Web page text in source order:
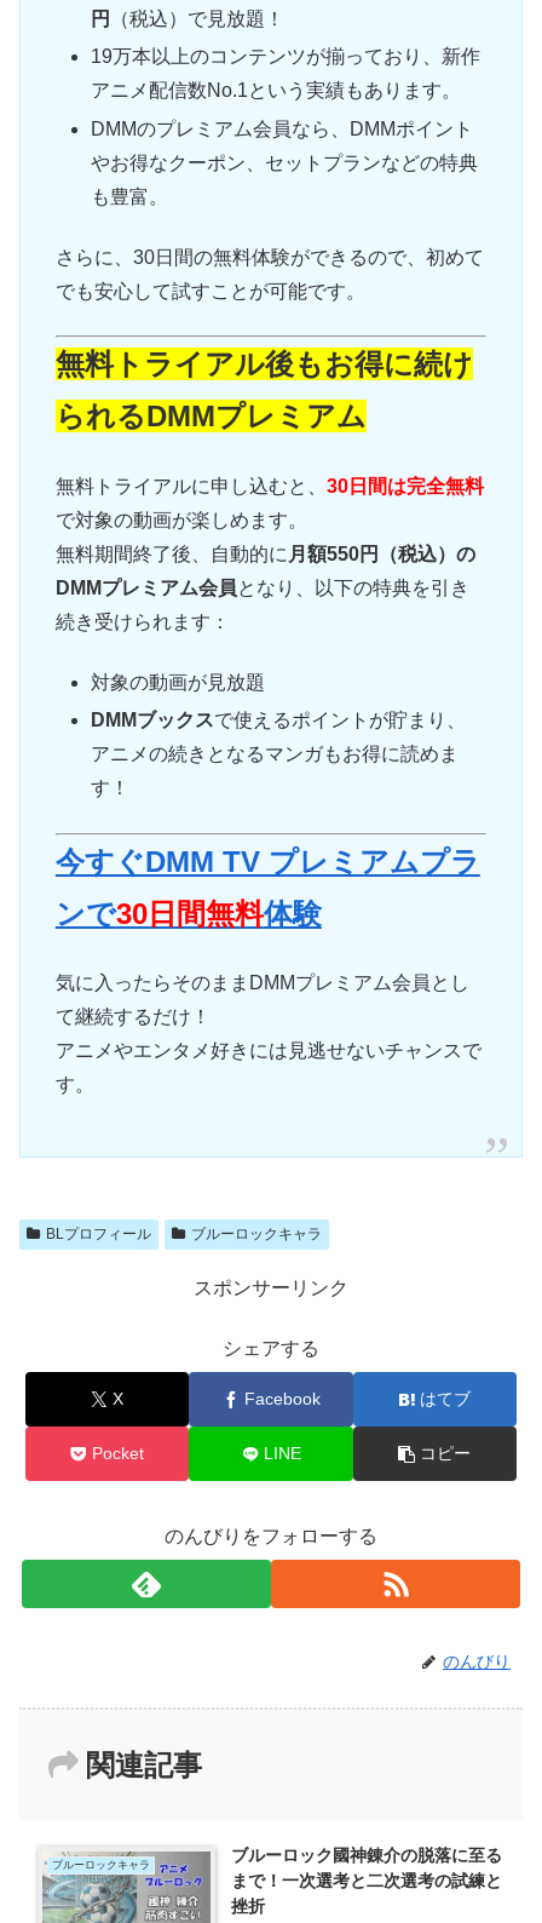
円
（税込）で見放題！
19万本以上のコンテンツが揃っており、新作
アニメ配信数No.1という実績もあります。
DMMのプレミアム会員なら、DMMポイント
やお得なクーポン、セットプランなどの特典
も豊富。
さらに、30日間の無料体験ができるので、初めて
でも安心して試すことが可能です。
無料トライアル後もお得に続け
られるDMMプレミアム
無料トライアルに申し込むと、 30日間は完全無料
で対象の動画が楽しめます。
無料期間終了後、自動的に 月額550円（税込）の
DMMプレミアム会員となり、以下の特典を引き
続き受けられます：
対象の動画が見放題
DMMブックスで使えるポイントが貯まり、
アニメの続きとなるマンガもお得に読めま
す！
今すぐDMM TV プレミアムプラ
ンで30日間無料体験
気に入ったらそのままDMMプレミアム会員とし
て継続するだけ！
アニメやエンタメ好きには見逃せないチャンスで
す。
BLプロフィール ブルーロックキャラ
スポンサーリンク
シェアする
X Facebook はてブ
Pocket LINE コピー
のんびりをフォローする
のんびり
関連記事
ブルーロックキャラ
ブルーロック國神錬介の脱落に至る
まで！一次選考と二次選考の試練と
挫折